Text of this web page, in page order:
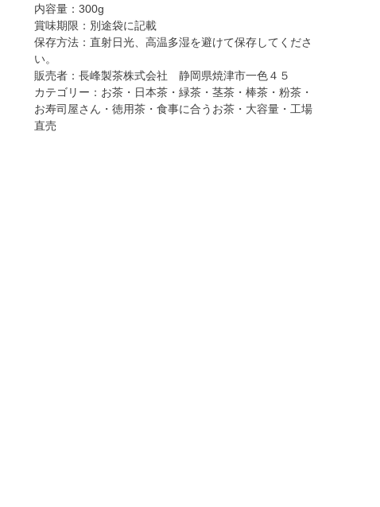
内容量：300g
賞味期限：別途袋に記載
保存方法：直射日光、高温多湿を避けて保存してくださ
い。
販売者：長峰製茶株式会社 静岡県焼津市一色４５
カテゴリー：お茶・日本茶・緑茶・茎茶・棒茶・粉茶・
お寿司屋さん・徳用茶・食事に合うお茶・大容量・工場
直売